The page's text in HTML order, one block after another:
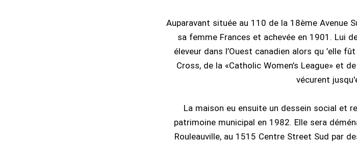
Auparavant située au 110 de la 18ème Avenue
sa femme Frances et achevée en 1901. Lui
éleveur dans l’Ouest canadien alors qu ’elle
Cross, de la «Catholic Women’s League» et
vécurent
La maison eu ensuite un dessein social et
patrimoine municipal en 1982. Elle sera
Rouleauville, au 1515 Centre Street Sud par